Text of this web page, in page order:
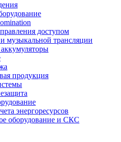
доступом
музыкальной трансляции
продукция
энергоресурсов
оборудование и СКС